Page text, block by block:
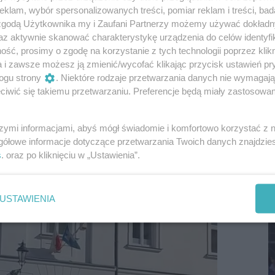
wybór spersonalizowanych treści, pomiar reklam i treści,
Użytkownika my i Zaufani Partnerzy możemy używać
aktywnie skanować charakterystykę urządzenia do celów
prosimy o zgodę na korzystanie z tych technologii poprzez
i zawsze możesz ją zmienić/wycofać klikając przycisk ustawień
strony
. Niektóre rodzaje przetwarzania danych nie
się takiemu przetwarzaniu. Preferencje będą miały
informacjami, abyś mógł świadomie i komfortowo korzystać z
informacje dotyczące przetwarzania Twoich danych
. oraz po kliknięciu w „Ustawienia”.
USTAWIENIA